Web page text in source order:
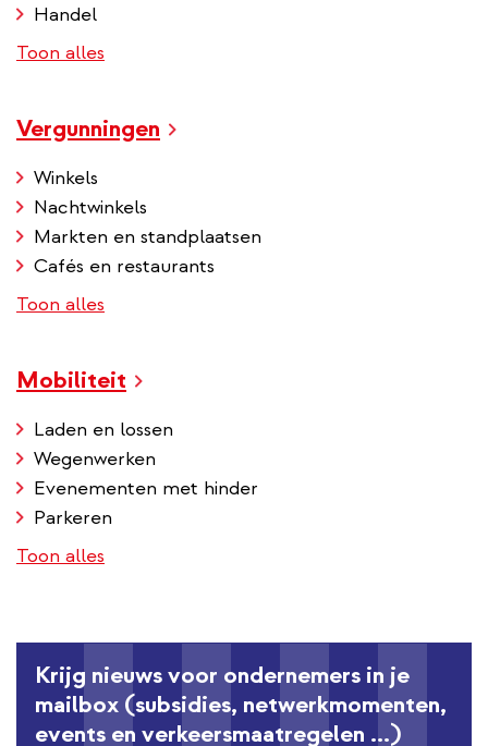
Handel
Toon alles
Vergunningen
Winkels
Nachtwinkels
Markten en standplaatsen
Cafés en restaurants
Toon alles
Mobiliteit
Laden en lossen
Wegenwerken
Evenementen met hinder
Parkeren
Toon alles
Krijg nieuws voor ondernemers in je
mailbox (subsidies, netwerkmomenten,
events en verkeersmaatregelen ...)